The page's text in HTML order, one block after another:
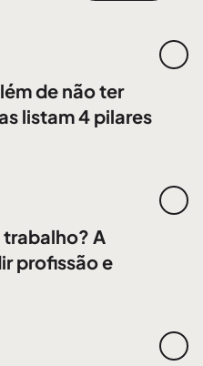
de não ter
listam 4 pilares
trabalho? A
profissão e